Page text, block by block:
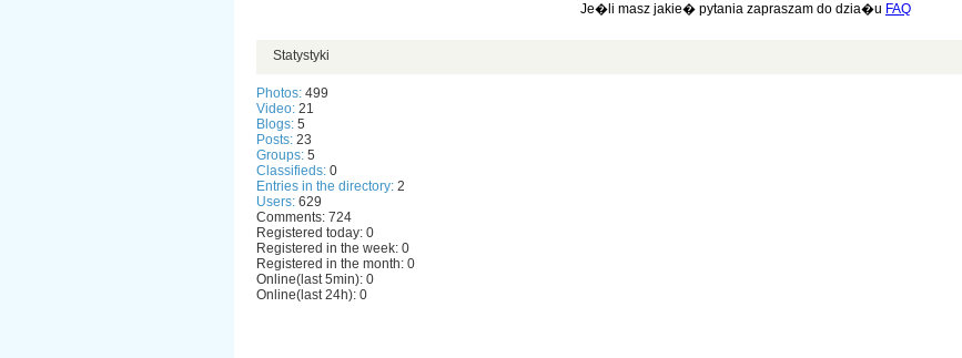
Je�li masz jakie� pytania zapraszam do dzia�u FAQ
Statystyki
Photos: 499
Video: 21
Blogs: 5
Posts: 23
Groups: 5
Classifieds: 0
Entries in the directory: 2
Users: 629
Comments: 724
Registered today: 0
Registered in the week: 0
Registered in the month: 0
Online(last 5min): 0
Online(last 24h): 0